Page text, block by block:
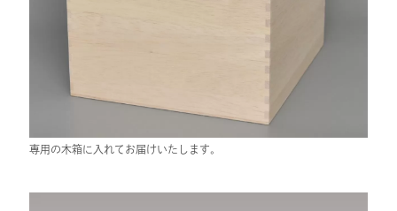
専用の木箱に入れてお届けいたします。